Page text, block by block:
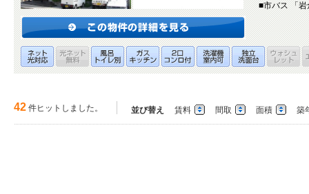
■市バス 「
42 件ヒットしました。 並び替え 賃料 間取 面積 築